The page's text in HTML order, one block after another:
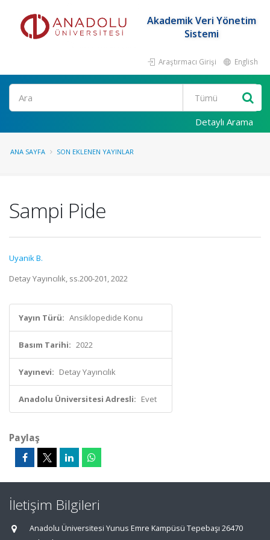
Akademik Veri Yönetim
Sistemi
Araştırmacı Girişi English
Ara
Detaylı Arama
ANA SAYFA SON EKLENEN YAYINLAR
Sampi Pide
Uyanik B.
Detay Yayıncılık, ss.200-201, 2022
Yayın Türü: Ansiklopedide Konu
Basım Tarihi: 2022
Yayınevi: Detay Yayıncılık
Anadolu Üniversitesi Adresli: Evet
Paylaş
İletişim Bilgileri
Anadolu Üniversitesi Yunus Emre Kampüsü Tepebaşı 26470